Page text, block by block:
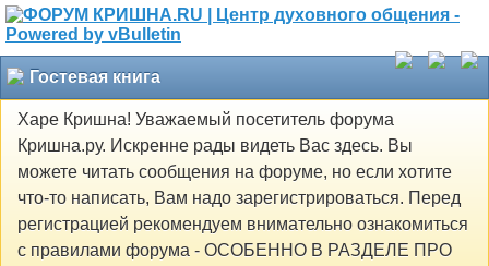
Гостевая книга
Харе Кришна! Уважаемый посетитель форума
Кришна.ру. Искренне рады видеть Вас здесь. Вы
можете читать сообщения на форуме, но если хотите
что-то написать, Вам надо зарегистрироваться. Перед
регистрацией рекомендуем внимательно ознакомиться
с правилами форума - ОСОБЕННО В РАЗДЕЛЕ ПРО